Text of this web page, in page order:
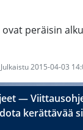
peräisin
Julkaistu 2015-04-03
―
kerättävää